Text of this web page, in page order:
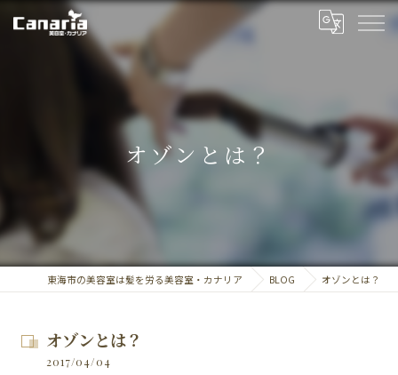
オゾンとは？
東海市の美容室は髪を労る美容室・カナリア BLOG オゾンとは？
オゾンとは？
2017/04/04